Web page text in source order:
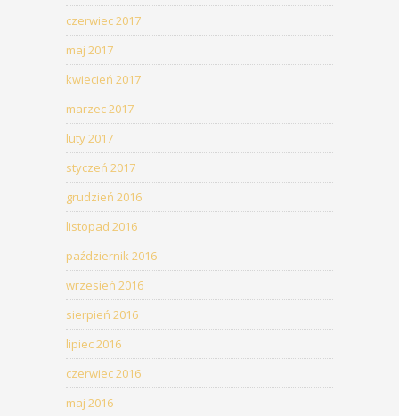
czerwiec 2017
maj 2017
kwiecień 2017
marzec 2017
luty 2017
styczeń 2017
grudzień 2016
listopad 2016
październik 2016
wrzesień 2016
sierpień 2016
lipiec 2016
czerwiec 2016
maj 2016